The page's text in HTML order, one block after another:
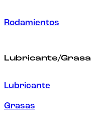
Rodamientos
Lubricante/Grasa
Lubricante
Grasas